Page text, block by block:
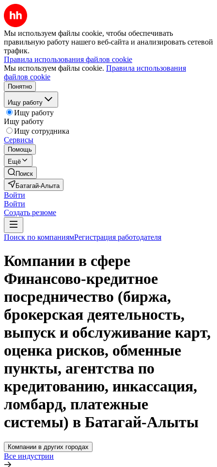
Мы используем файлы cookie, чтобы обеспечивать
правильную работу нашего веб-сайта и анализировать сетевой
трафик.
Правила использования файлов cookie
Мы используем файлы cookie. Правила использования
файлов cookie
Понятно
Ищу работу
Ищу работу
Ищу работу
Ищу сотрудника
Сервисы
Помощь
Ещё
Поиск
Батагай-Алыта
Войти
Войти
Создать резюме
Поиск по компаниямРегистрация работодателя
Компании в сфере
Финансово-кредитное
посредничество (биржа,
брокерская деятельность,
выпуск и обслуживание карт,
оценка рисков, обменные
пункты, агентства по
кредитованию, инкассация,
ломбард, платежные
системы) в Батагай-Алыты
Компании в других городах
Все индустрии